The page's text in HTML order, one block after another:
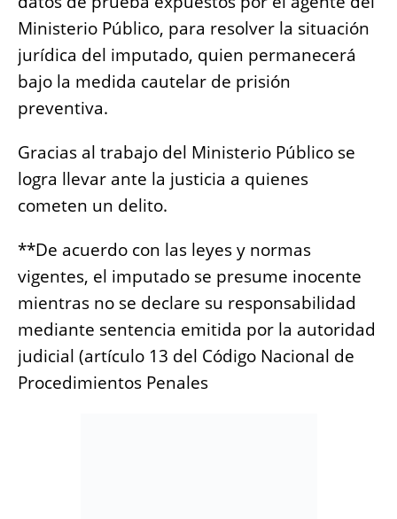
Ministerio Público, para resolver la situación
jurídica del imputado, quien permanecerá
bajo la medida cautelar de prisión
preventiva.
Gracias al trabajo del Ministerio Público se
logra llevar ante la justicia a quienes
cometen un delito.
**De acuerdo con las leyes y normas
vigentes, el imputado se presume inocente
mientras no se declare su responsabilidad
mediante sentencia emitida por la autoridad
judicial (artículo 13 del Código Nacional de
Procedimientos Penales